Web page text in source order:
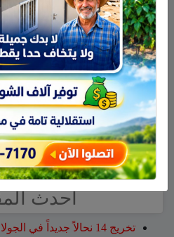
تتطابق مع الصورة
ويعتقدون أنها تمثل
نشر فيمنوعات عالمية
أحدث
تخريج 14 نحالاً جديداً